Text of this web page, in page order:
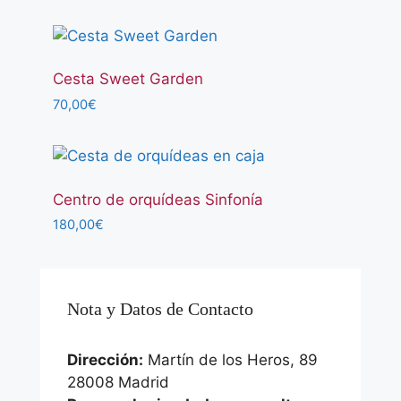
Cesta Sweet Garden
70,00€
Centro de orquídeas Sinfonía
180,00€
Nota y Datos de Contacto
Dirección: Martín de los Heros, 89
28008 Madrid